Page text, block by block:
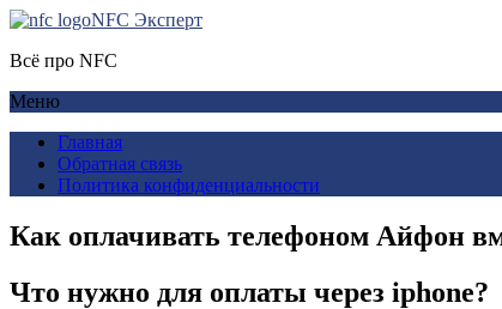
NFC Эксперт
Всё про NFC
Меню
Главная
Обратная связь
Политика конфиденциальности
Как оплачивать телефоном Айфон
Что нужно для оплаты через iphone?